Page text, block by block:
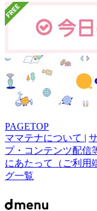
PAGETOP
ママテナについて |
プ・コンテンツ配信
にあたって（ご利用
グ一覧